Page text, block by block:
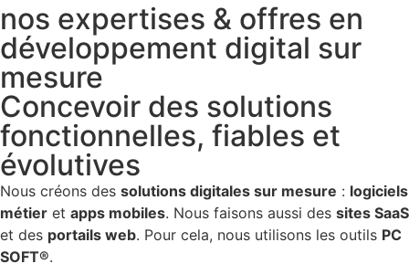
nos expertises & offres en
développement digital sur
mesure
Concevoir des solutions
fonctionnelles, fiables et
évolutives
Nous créons des solutions digitales sur mesure : logiciels
métier et apps mobiles. Nous faisons aussi des sites SaaS
et des portails web. Pour cela, nous utilisons les outils PC
SOFT®.